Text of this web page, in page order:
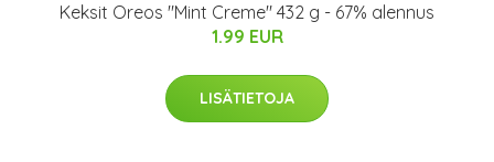
Keksit Oreos "Mint Creme" 432 g - 67% alennus
1.99 EUR
LISÄTIETOJA